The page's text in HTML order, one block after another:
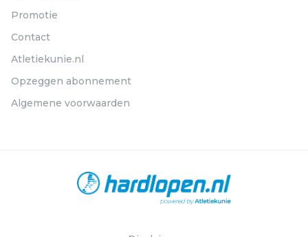
Promotie
Contact
Atletiekunie.nl
Opzeggen abonnement
Algemene voorwaarden